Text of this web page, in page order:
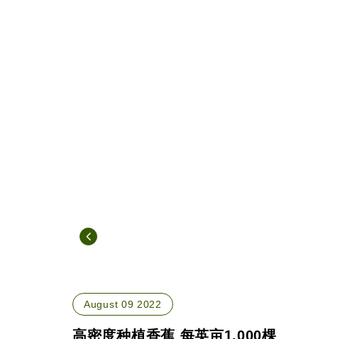
August 09 2022
高密度种植香蕉 每英亩1,000棵